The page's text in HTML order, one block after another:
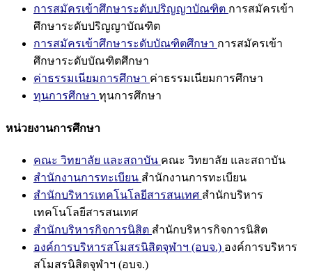
การสมัครเข้าศึกษาระดับปริญญาบัณฑิต การสมัครเข้า
ศึกษาระดับปริญญาบัณฑิต
การสมัครเข้าศึกษาระดับบัณฑิตศึกษา การสมัครเข้า
ศึกษาระดับบัณฑิตศึกษา
ค่าธรรมเนียมการศึกษา ค่าธรรมเนียมการศึกษา
ทุนการศึกษา ทุนการศึกษา
หน่วยงานการศึกษา
คณะ วิทยาลัย และสถาบัน คณะ วิทยาลัย และสถาบัน
สำนักงานการทะเบียน สำนักงานการทะเบียน
สำนักบริหารเทคโนโลยีสารสนเทศ สำนักบริหาร
เทคโนโลยีสารสนเทศ
สำนักบริหารกิจการนิสิต สำนักบริหารกิจการนิสิต
องค์การบริหารสโมสรนิสิตจุฬาฯ (อบจ.) องค์การบริหาร
สโมสรนิสิตจุฬาฯ (อบจ.)